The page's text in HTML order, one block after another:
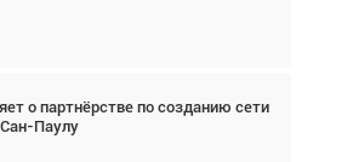
о партнёрстве по созданию сети
Паулу
Дэйв Кох: «Фотография
себя... а ИИ всё портит»